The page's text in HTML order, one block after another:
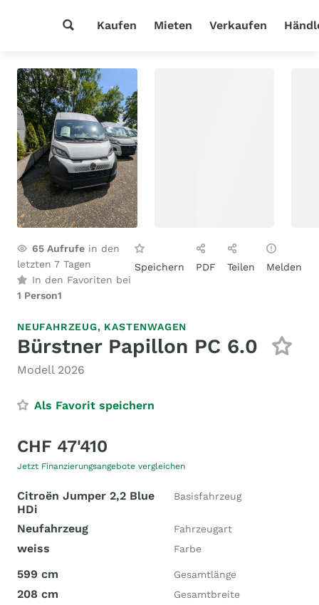
Kaufen Mieten Verkaufen
65 Aufrufe in den
letzten 7 Tagen
In den Favoriten bei
1 Person1
Speichern PDF Teilen Melden
NEUFAHRZEUG, KASTENWAGEN
Bürstner Papillon PC 6.0
Modell 2026
Als Favorit speichern
CHF 47'410
Jetzt Finanzierungsangebote vergleichen
Citroën Jumper 2,2 Blue
HDi
Basisfahrzeug
Neufahrzeug Fahrzeugart
weiss Farbe
599 cm Gesamtlänge
208 cm Gesamtbreite